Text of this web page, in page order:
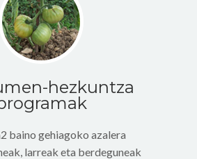
hezkuntza
baino gehiagoko azalera
larreak eta berdeguneak